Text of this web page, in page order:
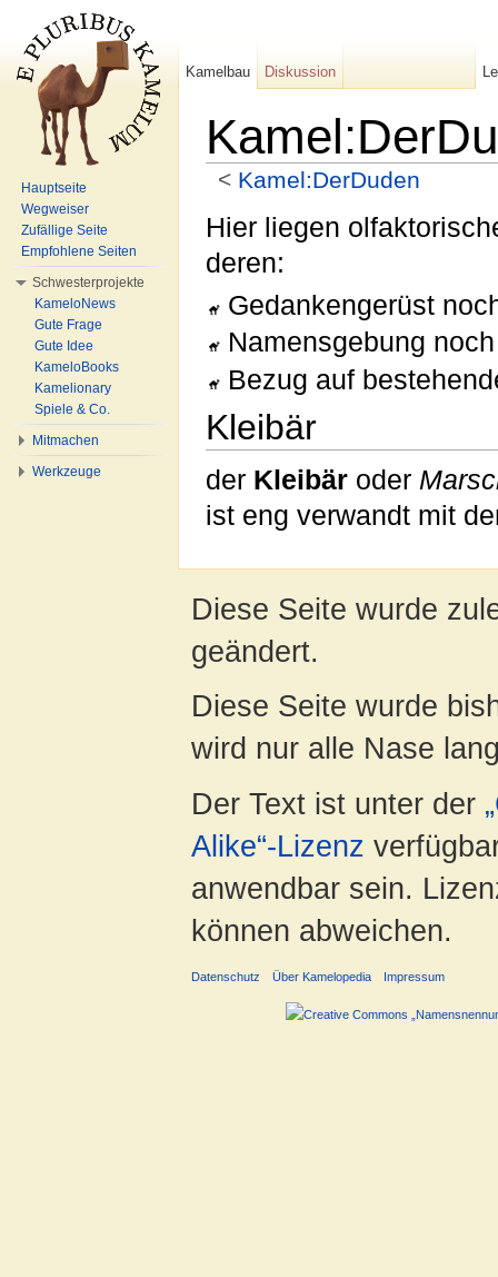
< Kamel:DerDuden
Hier liegen
deren:
Gedankengerüst
Namensgebung
Bezug auf
Kleibär
der Kleibär oder
ist eng verwandt mit
Kamelbau Diskussion
Hauptseite
Wegweiser
Zufällige Seite
Empfohlene Seiten
Schwesterprojekte
KameloNews
Gute Frage
Gute Idee
KameloBooks
Kamelionary
Spiele & Co.
Mitmachen
Werkzeuge
Diese Seite wurde
geändert.
Diese Seite wurde
wird nur alle Nase
Der Text ist unter der
Alike“-Lizenz
anwendbar sein.
können abweichen.
Datenschutz Über Kamelopedia Impressum